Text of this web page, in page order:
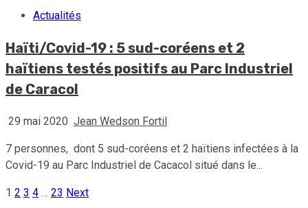
Actualités
Haïti/Covid-19 : 5 sud-coréens et 2
haïtiens testés positifs au Parc Industriel
de Caracol
29 mai 2020 Jean Wedson Fortil
7 personnes, dont 5 sud-coréens et 2 haïtiens infectées à la
Covid-19 au Parc Industriel de Cacacol situé dans le...
Pagination
1 2 3 4 … 23 Next